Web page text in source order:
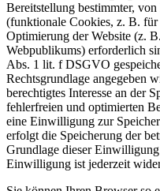
Bereitstellung bestimmter,
(funktionale Cookies, z. B.
Optimierung der Website (z.
Webpublikums) erforderlich
Abs. 1 lit. f DSGVO
Rechtsgrundlage angegeben
berechtigtes Interesse an der
fehlerfreien und optimierten
eine Einwilligung zur
erfolgt die Speicherung der
Grundlage dieser
Einwilligung ist jederzeit